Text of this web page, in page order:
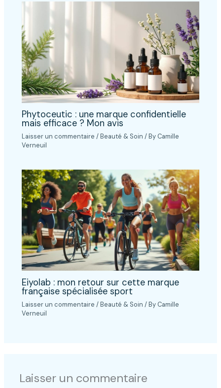
Phytoceutic : une marque confidentielle
mais efficace ? Mon avis
Laisser un commentaire /Beauté & Soin / By Camille
Verneuil
Eiyolab : mon retour sur cette marque
française spécialisée sport
Laisser un commentaire /Beauté & Soin / By Camille
Verneuil
Laisser un commentaire